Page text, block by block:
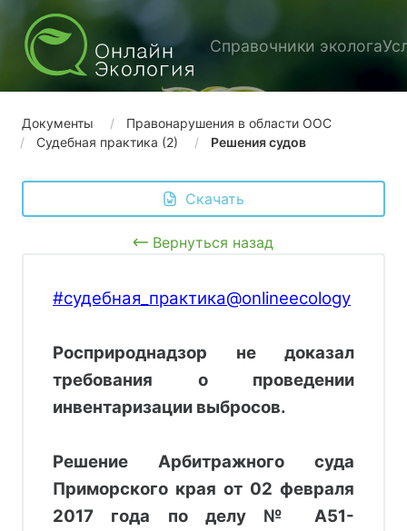
Справочники эколога
Документы
Правонарушения в области ООС
Судебная практика (2)
Решения судов
Скачать
Вернуться назад
#судебная_практика@onlineecology
Росприроднадзор не доказал
требования о проведении
инвентаризации выбросов.
Решение Арбитражного суда
Приморского края от 02 февраля
2017 года по делу № А51-